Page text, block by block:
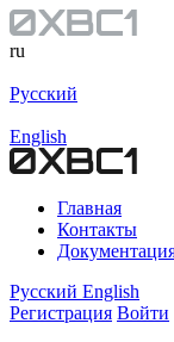
ru
Русский
English
Главная
Контакты
Русский English
Регистрация Войти